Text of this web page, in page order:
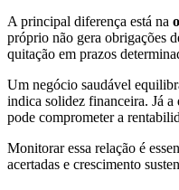
A principal diferença está na
próprio não gera obrigações
quitação em prazos
Um negócio saudável
indica solidez financeira. Já a
pode comprometer a
Monitorar essa relação é
acertadas e crescimento